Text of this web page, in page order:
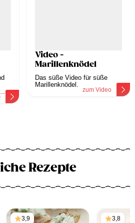
Video -
Marillenknödel
Das süße Video für süße
Marillenknödel.
zum Video
Rezepte
3,9 3,8